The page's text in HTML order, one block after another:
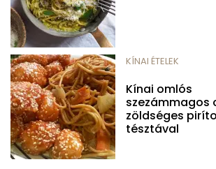
KÍNAI ÉTELEK
Kínai omlós
szezámmagos
zöldséges
tésztával